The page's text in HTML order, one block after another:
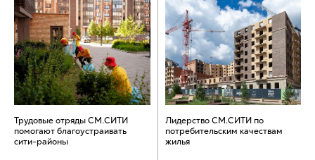
Трудовые отряды СМ.СИТИ
помогают благоустраивать
сити-районы
Лидерство СМ.СИТИ по
потребительским качествам
жилья